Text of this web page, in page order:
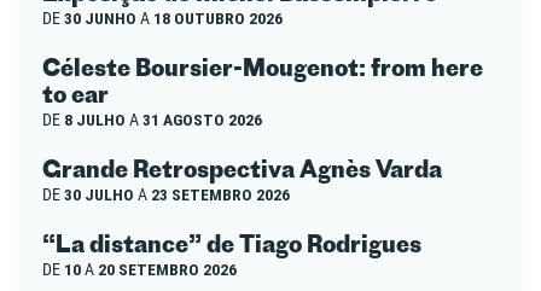
DE30 JUNHO A 18 OUTUBRO 2026
Céleste Boursier-Mougenot: from here
to ear
DE 8 JULHO A31 AGOSTO 2026
Grande Retrospectiva Agnès Varda
DE30 JULHO A 23 SETEMBRO 2026
“La distance” de Tiago Rodrigues
DE 10A 20 SETEMBRO 2026